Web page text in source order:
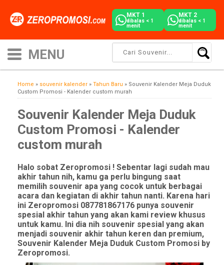
MKT 1
dibalas < 1
menit
MKT 2
dibalas < 1
menit
Home » souvenir kalender » Tahun Baru » Souvenir Kalender Meja Duduk
Custom Promosi - Kalender custom murah
Souvenir Kalender Meja Duduk
Custom Promosi - Kalender
custom murah
Halo sobat Zeropromosi ! Sebentar lagi sudah mau
akhir tahun nih, kamu ga perlu bingung saat
memilih souvenir apa yang cocok untuk berbagai
acara dan kegiatan di akhir tahun nanti. Karena hari
ini Zeropromosi 087781867176 punya souvenir
spesial akhir tahun yang akan kami review khusus
untuk kamu. Ini dia nih souvenir spesial yang akan
menjadi souvenir akhir tahun keren dan premium,
Souvenir Kalender Meja Duduk Custom Promosi by
Zeropromosi.